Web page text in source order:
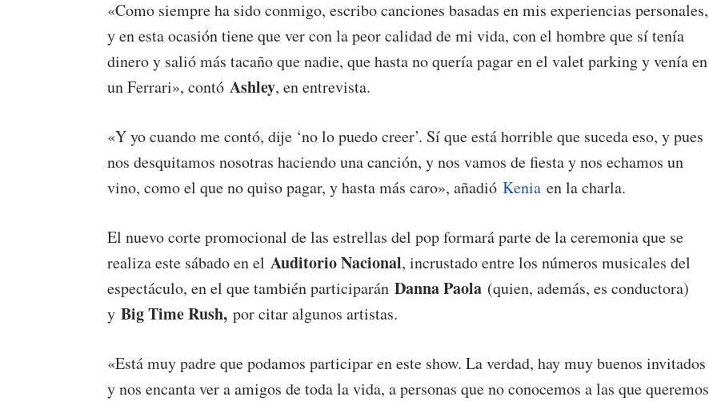
«Como siempre ha sido conmigo, escribo canciones basadas en mis experiencias personales,
y en esta ocasión tiene que ver con la peor calidad de mi vida, con el hombre que sí tenía
dinero y salió más tacaño que nadie, que hasta no quería pagar en el valet parking y venía en
un Ferrari», contóAshley, en entrevista.
«Y yo cuando me contó, dije ‘no lo puedo creer’. Sí que está horrible que suceda eso, y pues
nos desquitamos nosotras haciendo una canción, y nos vamos de fiesta y nos echamos un
vino, como el que no quiso pagar, y hasta más caro», añadióKeniaen la charla.
El nuevo corte promocional de las estrellas del pop formará parte de la ceremonia que se
realiza este sábado en el Auditorio Nacional, incrustado entre los números musicales del
espectáculo, en el que también participaránDanna Paola (quien, además, es conductora)
yBig Time Rush, por citar algunos artistas.
«Está muy padre que podamos participar en este show. La verdad, hay muy buenos invitados
y nos encanta ver a amigos de toda la vida, a personas que no conocemos a las que queremos